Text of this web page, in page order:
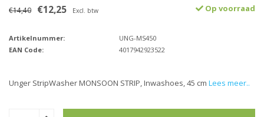
€14,40 €12,25 Excl. btw Op voorraad
Artikelnummer:
UNG-MS450
EAN Code:
4017942923522
Unger StripWasher MONSOON STRIP, Inwashoes, 45 cm Lees meer..